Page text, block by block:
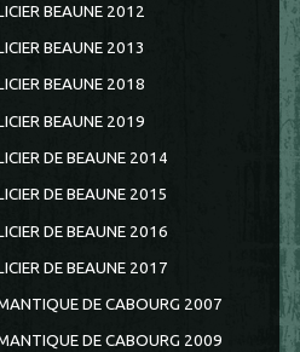
BEAUNE 2012
BEAUNE 2013
BEAUNE 2018
BEAUNE 2019
DE BEAUNE 2014
DE BEAUNE 2015
DE BEAUNE 2016
DE BEAUNE 2017
DE CABOURG 2007
DE CABOURG 2009